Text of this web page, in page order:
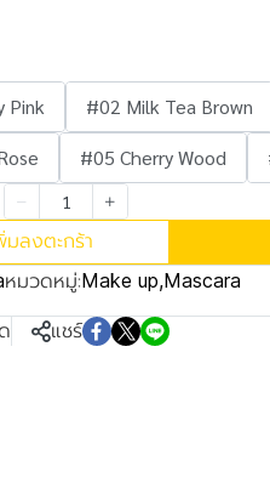
Pink #02 Milk Tea Brown
#05 Cherry Wood
มลงตะกร้า
หมวดหมู่:Make up,Mascara
แชร์